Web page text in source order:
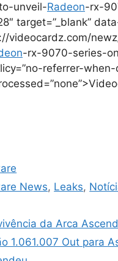
unveil-Radeon-rx-
target=”_blank”
videocardz.com/
-rx-9070-series-
referrer-
News, Leaks,
da Arca
1.061.007 Out para